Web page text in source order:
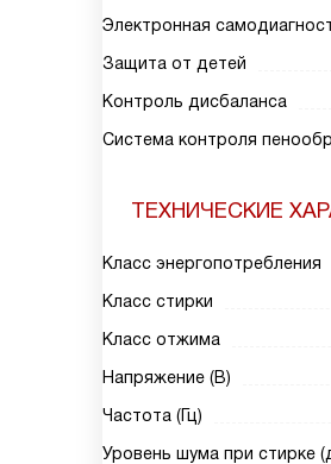
Электронная
Защита от детей
Контроль дисбаланса
Система контроля
ТЕХНИЧЕСКИЕ
Класс энергопотребления
Класс стирки
Класс отжима
Напряжение (В)
Частота (Гц)
Уровень шума при стирке